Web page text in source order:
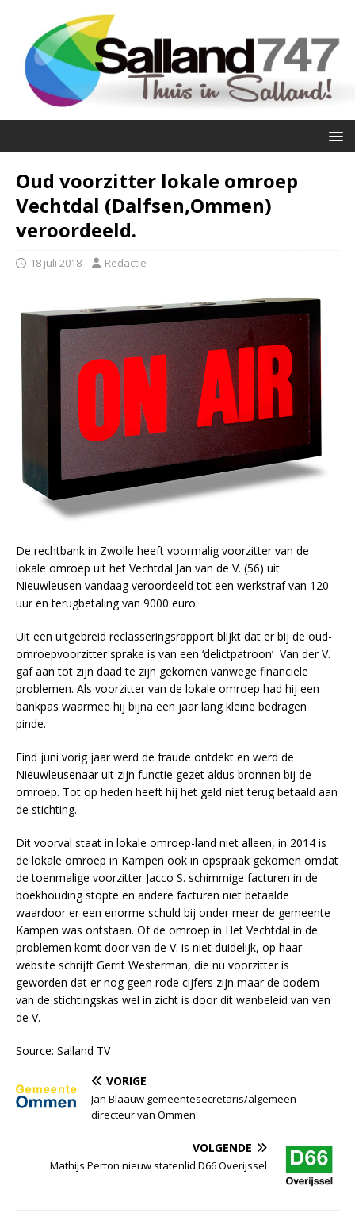
Oud voorzitter lokale omroep
Vechtdal (Dalfsen,Ommen)
veroordeeld.
18 juli 2018 Redactie
De rechtbank in Zwolle heeft voormalig voorzitter van de
lokale omroep uit het Vechtdal Jan van de V. (56) uit
Nieuwleusen vandaag veroordeeld tot een werkstraf van 120
uur en terugbetaling van 9000 euro.
Uit een uitgebreid reclasseringsrapport blijkt dat er bij de oud-
omroepvoorzitter sprake is van een ‘delictpatroon’ Van der V.
gaf aan tot zijn daad te zijn gekomen vanwege financiële
problemen. Als voorzitter van de lokale omroep had hij een
bankpas waarmee hij bijna een jaar lang kleine bedragen
pinde.
Eind juni vorig jaar werd de fraude ontdekt en werd de
Nieuwleusenaar uit zijn functie gezet aldus bronnen bij de
omroep. Tot op heden heeft hij het geld niet terug betaald aan
de stichting.
Dit voorval staat in lokale omroep-land niet alleen, in 2014 is
de lokale omroep in Kampen ook in opspraak gekomen omdat
de toenmalige voorzitter Jacco S. schimmige facturen in de
boekhouding stopte en andere facturen niet betaalde
waardoor er een enorme schuld bij onder meer de gemeente
Kampen was ontstaan. Of de omroep in Het Vechtdal in de
problemen komt door van de V. is niet duidelijk, op haar
website schrijft Gerrit Westerman, die nu voorzitter is
geworden dat er nog geen rode cijfers zijn maar de bodem
van de stichtingskas wel in zicht is door dit wanbeleid van van
de V.
Source: Salland TV
VORIGE
Jan Blaauw gemeentesecretaris/algemeen
directeur van Ommen
VOLGENDE
Mathijs Perton nieuw statenlid D66 Overijssel